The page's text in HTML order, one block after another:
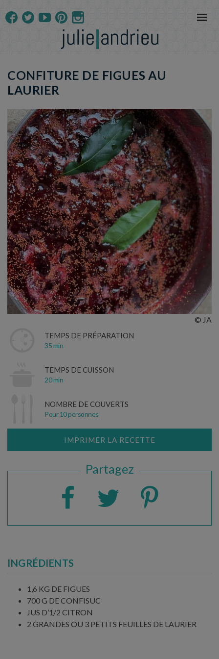
CONFITURE DE FIGUES AU
LAURIER
© JA
TEMPS DE PRÉPARATION
35 min
TEMPS DE CUISSON
20 min
NOMBRE DE COUVERTS
Pour 10 personnes
IMPRIMER LA RECETTE
Partagez
INGRÉDIENTS
1,6 KG DE FIGUES
700 G DE CONFISUC
JUS D’1/2 CITRON
2 GRANDES OU 3 PETITS FEUILLES DE LAURIER